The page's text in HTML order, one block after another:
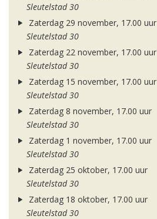
Sleutelstad 30
Zaterdag 29 november, 17.00 uur
Sleutelstad 30
Zaterdag 22 november, 17.00 uur
Sleutelstad 30
Zaterdag 15 november, 17.00 uur
Sleutelstad 30
Zaterdag 8 november, 17.00 uur
Sleutelstad 30
Zaterdag 1 november, 17.00 uur
Sleutelstad 30
Zaterdag 25 oktober, 17.00 uur
Sleutelstad 30
Zaterdag 18 oktober, 17.00 uur
Sleutelstad 30